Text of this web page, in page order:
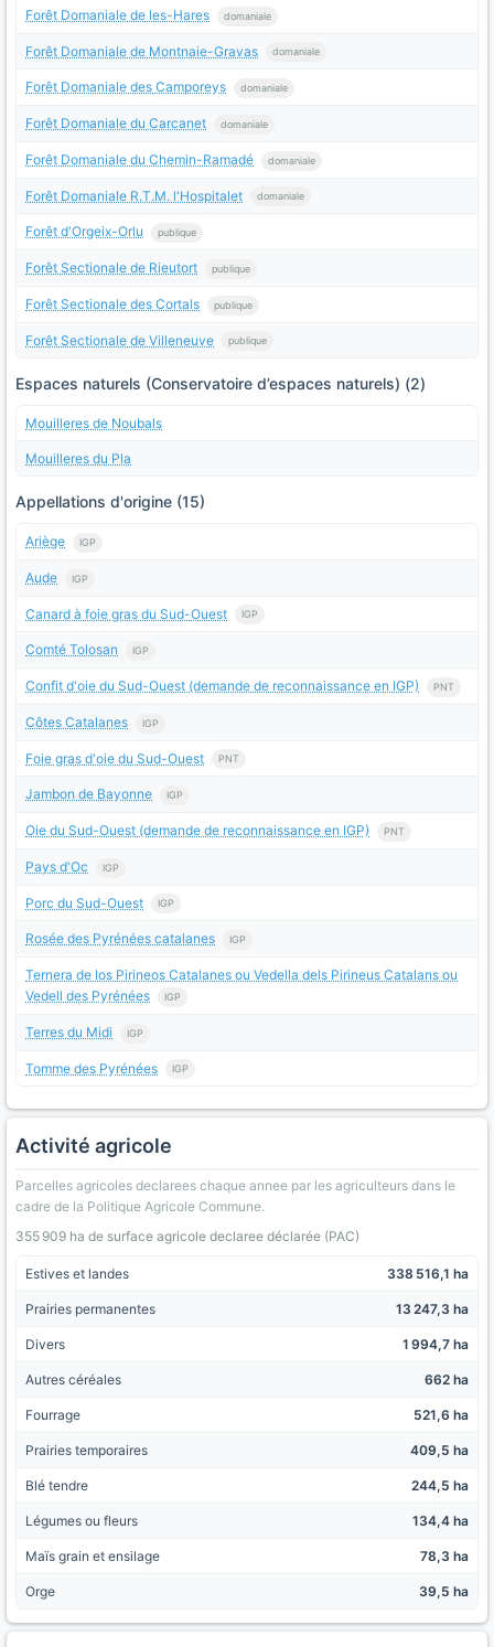
Forêt Domaniale de les-Hares domaniale
Forêt Domaniale de Montnaie-Gravas domaniale
Forêt Domaniale des Camporeys domaniale
Forêt Domaniale du Carcanet domaniale
Forêt Domaniale du Chemin-Ramadé domaniale
Forêt Domaniale R.T.M. l'Hospitalet domaniale
Forêt d'Orgeix-Orlu publique
Forêt Sectionale de Rieutort publique
Forêt Sectionale des Cortals publique
Forêt Sectionale de Villeneuve publique
Espaces naturels (Conservatoire d’espaces naturels) (2)
Mouilleres de Noubals
Mouilleres du Pla
Appellations d'origine (15)
Ariège IGP
Aude IGP
Canard à foie gras du Sud-Ouest IGP
Comté Tolosan IGP
Confit d'oie du Sud-Ouest (demande de reconnaissance en IGP) PNT
Côtes Catalanes IGP
Foie gras d'oie du Sud-Ouest PNT
Jambon de Bayonne IGP
Oie du Sud-Ouest (demande de reconnaissance en IGP) PNT
Pays d'Oc IGP
Porc du Sud-Ouest IGP
Rosée des Pyrénées catalanes IGP
Ternera de los Pirineos Catalanes ou Vedella dels Pirineus Catalans ou
Vedell des Pyrénées
IGP
Terres du Midi IGP
Tomme des Pyrénées IGP
Activité agricole
Parcelles agricoles declarees chaque annee par les agriculteurs dans le
cadre de la Politique Agricole Commune.
355 909 ha de surface agricole declaree déclarée (PAC)
Estives et landes 338 516,1 ha
Prairies permanentes 13 247,3 ha
Divers 1 994,7 ha
Autres céréales 662 ha
Fourrage 521,6 ha
Prairies temporaires 409,5 ha
Blé tendre 244,5 ha
Légumes ou fleurs 134,4 ha
Maïs grain et ensilage 78,3 ha
Orge 39,5 ha